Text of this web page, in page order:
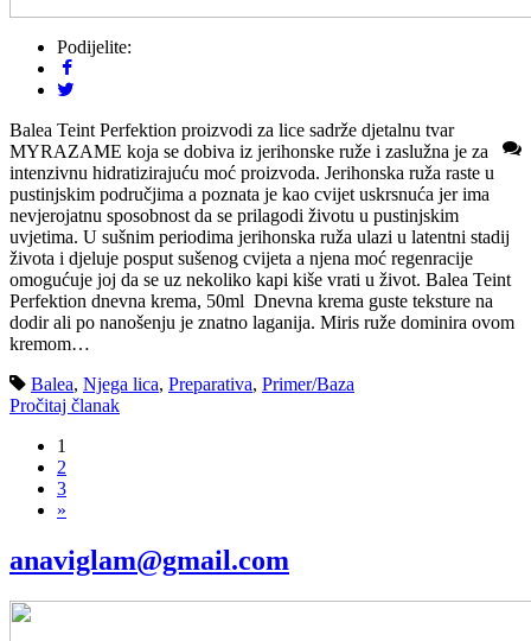
Podijelite:
Balea Teint Perfektion proizvodi za lice sadrže djetalnu tvar
MYRAZAME koja se dobiva iz jerihonske ruže i zaslužna je za
intenzivnu hidratizirajuću moć proizvoda. Jerihonska ruža raste u
pustinjskim područjima a poznata je kao cvijet uskrsnuća jer ima
nevjerojatnu sposobnost da se prilagodi životu u pustinjskim
uvjetima. U sušnim periodima jerihonska ruža ulazi u latentni stadij
života i djeluje posput sušenog cvijeta a njena moć regenracije
omogućuje joj da se uz nekoliko kapi kiše vrati u život. Balea Teint
Perfektion dnevna krema, 50ml Dnevna krema guste teksture na
dodir ali po nanošenju je znatno laganija. Miris ruže dominira ovom
kremom…
Balea, Njega lica, Preparativa, Primer/Baza
Pročitaj članak
1
2
3
»
anaviglam@gmail.com